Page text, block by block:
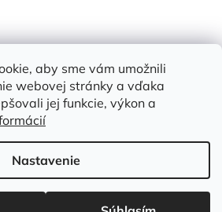
aby sme vám umožnili
webovej stránky a vďaka
jej funkcie, výkon a
Nastavenie
Bielbet
Vytvoril Shoptet
- Diviaky. Všetky práva vyhradené.